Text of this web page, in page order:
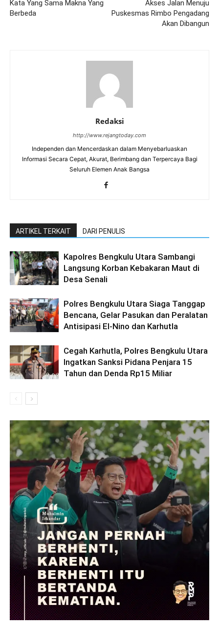
Kata Yang Sama Makna Yang
Berbeda
Akses Jalan Menuju
Puskesmas Rimbo Pengadang
Akan Dibangun
Redaksi
http://www.rejangtoday.com
Independen dan Mencerdaskan dalam Menyebarluaskan
Informasi Secara Cepat, Akurat, Berimbang dan Terpercaya Bagi
Seluruh Elemen Anak Bangsa
ARTIKEL TERKAIT DARI PENULIS
Kapolres Bengkulu Utara Sambangi
Langsung Korban Kebakaran Maut di
Desa Senali
Polres Bengkulu Utara Siaga Tanggap
Bencana, Gelar Pasukan dan Peralatan
Antisipasi El-Nino dan Karhutla
Cegah Karhutla, Polres Bengkulu Utara
Ingatkan Sanksi Pidana Penjara 15
Tahun dan Denda Rp15 Miliar